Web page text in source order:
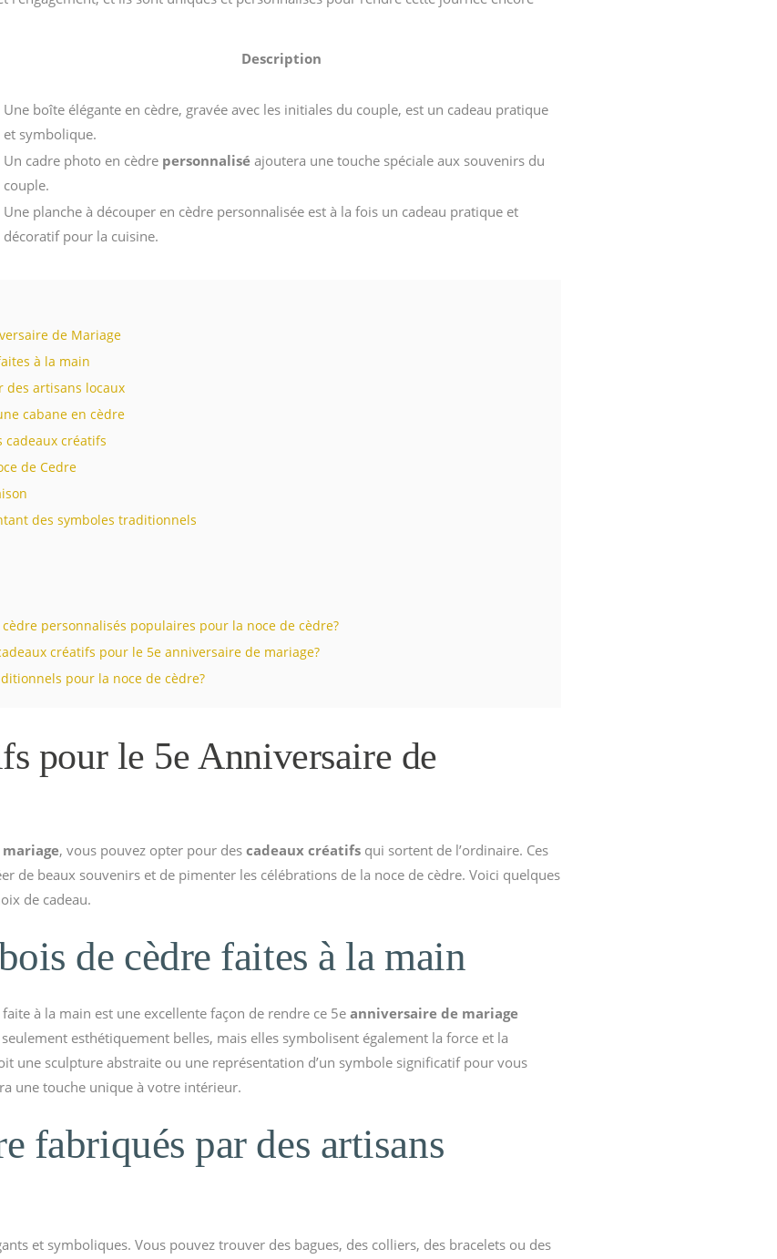
Description
Une boîte élégante en cèdre, gravée avec les initiales du couple, est un cadeau pratique
et symbolique.
Un cadre photo en cèdre personnalisé ajoutera une touche spéciale aux souvenirs du
couple.
Une planche à découper en cèdre personnalisée est à la fois un cadeau pratique et
décoratif pour la cuisine.
de Mariage
à la main
des artisans locaux
cabane en cèdre
cadeaux créatifs
de Cedre
des symboles traditionnels
personnalisés populaires pour la noce de cèdre?
créatifs pour le 5e anniversaire de mariage?
pour la noce de cèdre?
pour le 5e Anniversaire de
, vous pouvez opter pour des cadeaux créatifs qui sortent de l’ordinaire. Ces
de beaux souvenirs et de pimenter les célébrations de la noce de cèdre. Voici quelques
de cadeau.
de cèdre faites à la main
à la main est une excellente façon de rendre ce 5eanniversaire de mariage
esthétiquement belles, mais elles symbolisent également la force et la
une sculpture abstraite ou une représentation d’un symbole significatif pour vous
une touche unique à votre intérieur.
fabriqués par des artisans
et symboliques. Vous pouvez trouver des bagues, des colliers, des bracelets ou des